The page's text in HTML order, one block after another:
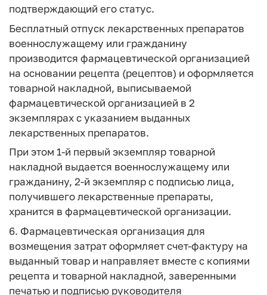
подтверждающий его статус.
Бесплатный отпуск лекарственных препаратов
военнослужащему или гражданину
производится фармацевтической организацией
на основании рецепта (рецептов) и оформляется
товарной накладной, выписываемой
фармацевтической организацией в 2
экземплярах с указанием выданных
лекарственных препаратов.
При этом 1-й первый экземпляр товарной
накладной выдается военнослужащему или
гражданину, 2-й экземпляр с подписью лица,
получившего лекарственные препараты,
хранится в фармацевтической организации.
6. Фармацевтическая организация для
возмещения затрат оформляет счет-фактуру на
выданный товар и направляет вместе с копиями
рецепта и товарной накладной, заверенными
печатью и подписью руководителя